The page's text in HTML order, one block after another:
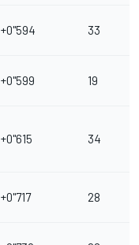
+0"594 33
+0"599 19
+0"615 34
+0"717 28